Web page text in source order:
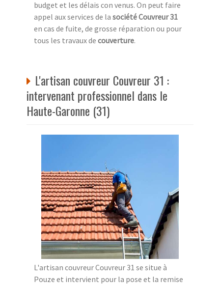
budget et les délais con venus. On peut faire
appel aux services de la société Couvreur 31
en cas de fuite, de grosse réparation ou pour
tous les travaux de couverture.
L'artisan couvreur Couvreur 31 :
intervenant professionnel dans le
Haute-Garonne (31)
L'artisan couvreur Couvreur 31 se situe à
Pouze et intervient pour la pose et la remise